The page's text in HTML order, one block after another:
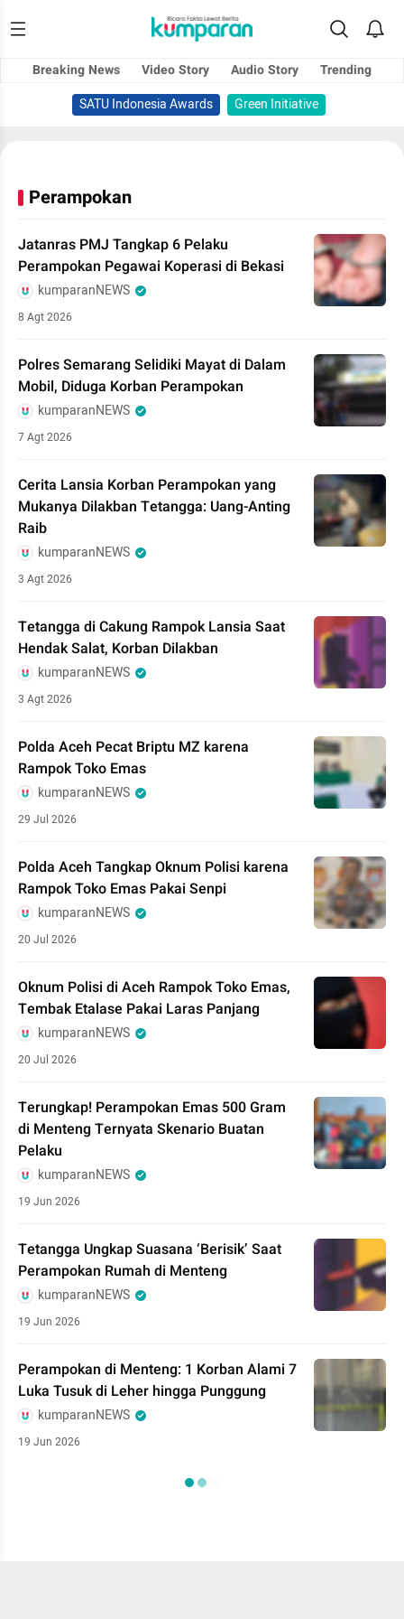
Breaking News Video Story Audio Story
Trending
SATU Indonesia Awards
Green Initiative
Perampokan
Jatanras PMJ Tangkap 6 Pelaku
Perampokan Pegawai Koperasi di Bekasi
kumparanNEWS
8 Agt 2026
Polres Semarang Selidiki Mayat di Dalam
Mobil, Diduga Korban Perampokan
kumparanNEWS
7 Agt 2026
Cerita Lansia Korban Perampokan yang
Mukanya Dilakban Tetangga: Uang-Anting
Raib
kumparanNEWS
3 Agt 2026
Tetangga di Cakung Rampok Lansia Saat
Hendak Salat, Korban Dilakban
kumparanNEWS
3 Agt 2026
Polda Aceh Pecat Briptu MZ karena
Rampok Toko Emas
kumparanNEWS
29 Jul 2026
Polda Aceh Tangkap Oknum Polisi karena
Rampok Toko Emas Pakai Senpi
kumparanNEWS
20 Jul 2026
Oknum Polisi di Aceh Rampok Toko Emas,
Tembak Etalase Pakai Laras Panjang
kumparanNEWS
20 Jul 2026
Terungkap! Perampokan Emas 500 Gram
di Menteng Ternyata Skenario Buatan
Pelaku
kumparanNEWS
19 Jun 2026
Tetangga Ungkap Suasana ‘Berisik’ Saat
Perampokan Rumah di Menteng
kumparanNEWS
19 Jun 2026
Perampokan di Menteng: 1 Korban Alami 7
Luka Tusuk di Leher hingga Punggung
kumparanNEWS
19 Jun 2026